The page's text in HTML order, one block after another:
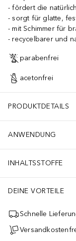
fördert die
sorgt für glatte,
mit Schimmer für
recycelbarer und
parabenfrei
acetonfrei
PRODUKTDETAILS
ANWENDUNG
INHALTSSTOFFE
DEINE VORTEILE
Schnelle